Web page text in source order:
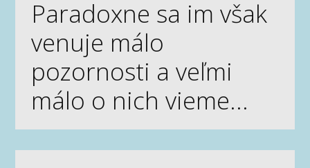
Paradoxne sa im však
venuje málo
pozornosti a veľmi
málo o nich vieme...